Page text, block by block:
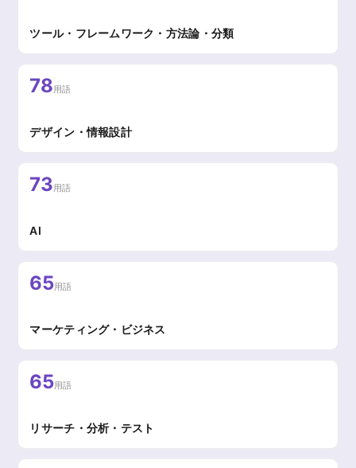
ツール・フレームワーク・方法論・分類
78用語
デザイン・情報設計
73用語
AI
65用語
マーケティング・ビジネス
65用語
リサーチ・分析・テスト